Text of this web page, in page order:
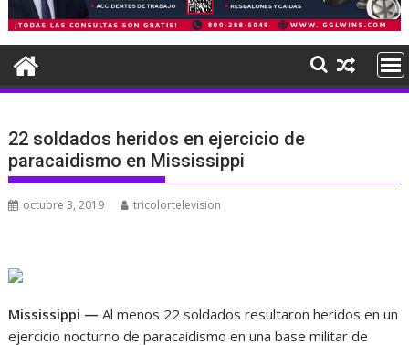
22 soldados heridos en ejercicio de
paracaidismo en Mississippi
octubre 3, 2019 tricolortelevision
Mississippi —Al menos 22 soldados resultaron heridos en un
ejercicio nocturno de paracaidismo en una base militar de